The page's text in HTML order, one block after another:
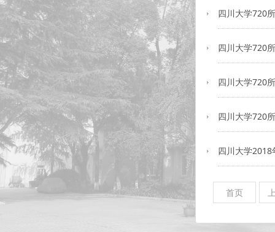
四川大学720
四川大学720
四川大学720
四川大学720
四川大学
首页